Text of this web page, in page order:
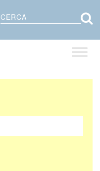
Cerca